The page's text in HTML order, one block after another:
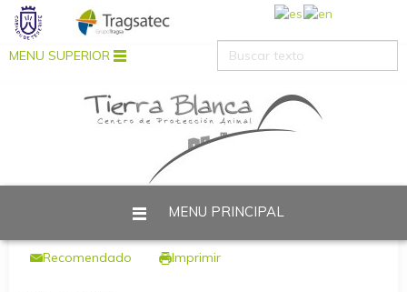
MENU SUPERIOR
MENU PRINCIPAL
Inicio Perros Perros en adopción
Recomendado Imprimir